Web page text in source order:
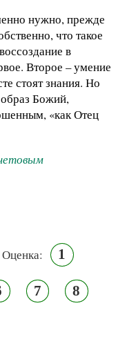
нужно, прежде
что такое
в
Второе – умение
стоят знания. Но
образ Божий,
«как Отец
Оценка: 1
7 8